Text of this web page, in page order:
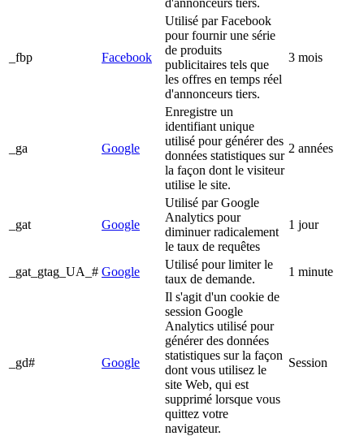
_fbp Facebook
Utilisé par Facebook
pour fournir une série
de produits
publicitaires tels que
les offres en temps réel
d'annonceurs tiers.
3 mois
_ga Google
Enregistre un
identifiant unique
utilisé pour générer des
données statistiques sur
la façon dont le visiteur
utilise le site.
2 années
_gat Google
Utilisé par Google
Analytics pour
diminuer radicalement
le taux de requêtes
1 jour
_gat_gtag_UA_# Google
Utilisé pour limiter le
taux de demande.
1 minute
_gd# Google
Il s'agit d'un cookie de
session Google
Analytics utilisé pour
générer des données
statistiques sur la façon
dont vous utilisez le
site Web, qui est
supprimé lorsque vous
quittez votre
navigateur.
Session